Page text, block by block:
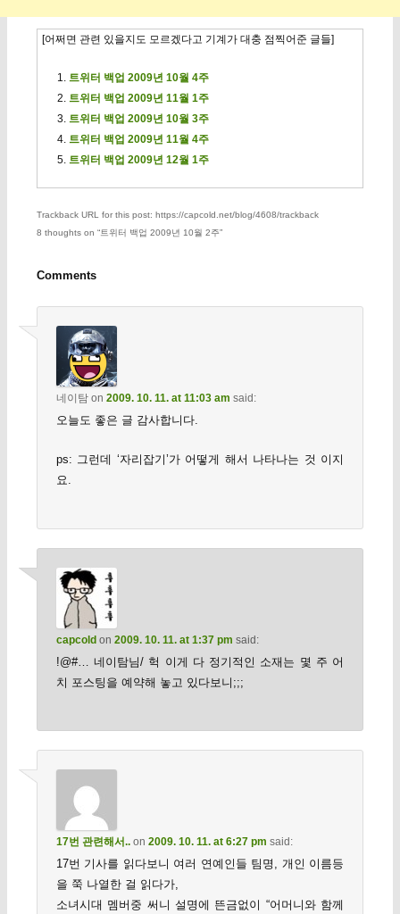
[어쩌면 관련 있을지도 모르겠다고 기계가 대충 점찍어준 글들]
트위터 백업 2009년 10월 4주
트위터 백업 2009년 11월 1주
트위터 백업 2009년 10월 3주
트위터 백업 2009년 11월 4주
트위터 백업 2009년 12월 1주
Trackback URL for this post: https://capcold.net/blog/4608/trackback
8 thoughts on “트위터 백업 2009년 10월 2주”
Comments
네이탐on 2009. 10. 11. at 11:03 am said:
오늘도 좋은 글 감사합니다.
ps: 그런데 ‘자리잡기’가 어떻게 해서 나타나는 것 이지
요.
capcold on 2009. 10. 11. at 1:37 pm said:
!@#… 네이탐님/ 헉 이게 다 정기적인 소재는 몇 주 어
치 포스팅을 예약해 놓고 있다보니;;;
17번 관련해서..on 2009. 10. 11. at 6:27 pm said:
17번 기사를 읽다보니 여러 연예인들 팀명, 개인 이름등
을 쭉 나열한 걸 읽다가,
소녀시대 멤버중 써니 설명에 뜬금없이 “어머니와 함께